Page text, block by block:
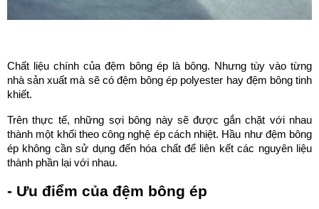
Chất liệu chính của đệm bông ép là bông. Nhưng tùy vào từng
nhà sản xuất mà sẽ có đệm bông ép polyester hay đệm bông tinh
khiết.
Trên thực tế, những sợi bông này sẽ được gắn chặt với nhau
thành một khối theo công nghệ ép cách nhiệt. Hầu như đệm bông
ép không cần sử dụng đến hóa chất để liên kết các nguyên liệu
thành phần lại với nhau.
- Ưu điểm của đệm bông ép